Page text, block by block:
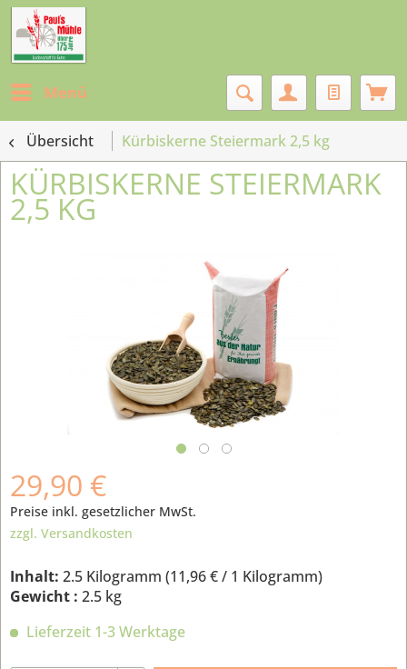
Menü
Übersicht Kürbiskerne Steiermark 2,5 kg
KÜRBISKERNE STEIERMARK
2,5 KG
29,90 €
Preise inkl. gesetzlicher MwSt.
zzgl. Versandkosten
Inhalt: 2.5 Kilogramm (11,96 €/ 1 Kilogramm)
Gewicht : 2.5 kg
Lieferzeit 1-3 Werktage